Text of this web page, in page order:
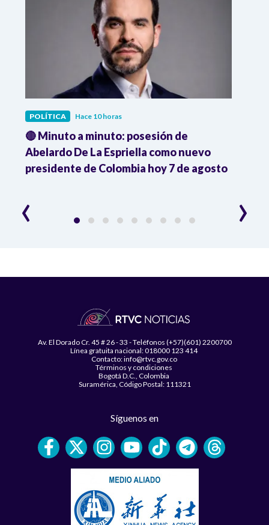
POLÍTICA Hace 10 horas
🔴 Minuto a minuto: posesión de
Abelardo De La Espriella como nuevo
presidente de Colombia hoy 7 de agosto
‹ ›
Av. El Dorado Cr. 45 # 26 - 33 - Teléfonos (+57)(601) 2200700
Línea gratuita nacional: 018000 123 414
Contacto: info@rtvc.gov.co
Términos y condiciones
Bogotá D.C., Colombia
Suramérica, Código Postal: 111321
Síguenos en